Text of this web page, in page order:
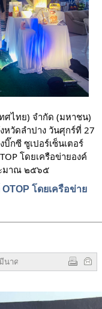
วัดลําปาง วันศุกร์ที่ 27
กซี ซูเปอร์เซ็นเตอร์
โดยเครือข่ายองค์
ะมาณ ๒๕๖๕
โดยเครือข่าย
นาคม 2565 4952